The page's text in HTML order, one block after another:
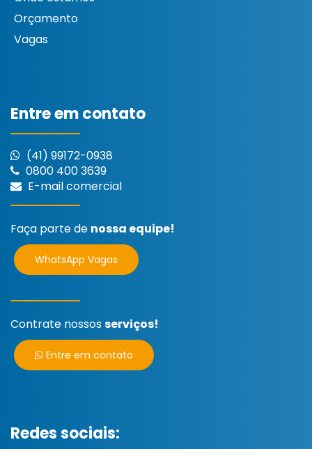
Orçamento
Vagas
Entre em contato
(41) 99172-0938
0800 400 3639
E-mail comercial
Faça parte de nossa equipe!
WhatsApp Vagas
Contrate nossosserviços!
Entre em contato
Redes sociais: